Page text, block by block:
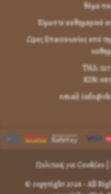
θέμα
Είμαστε καθημερινά
Ωρες Επικοινωνίας από
ΤΗΛ:
KIN:
email:
Πολιτική για Cookies
© copyright 2026 - All